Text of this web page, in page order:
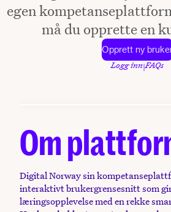
egen
må du opprette en
Opprett ny
Logg inn|FAQs
Om
Digital Norway sin
interaktivt brukergrensesnitt som
læringsopplevelse med en rekke